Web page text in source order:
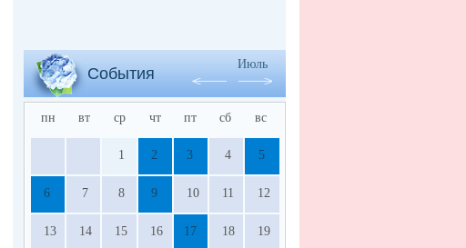
События
Июль
пн вт ср чт пт сб вс
1 2 3 4 5
6 7 8 9 10 11 12
13 14 15 16 17 18 19